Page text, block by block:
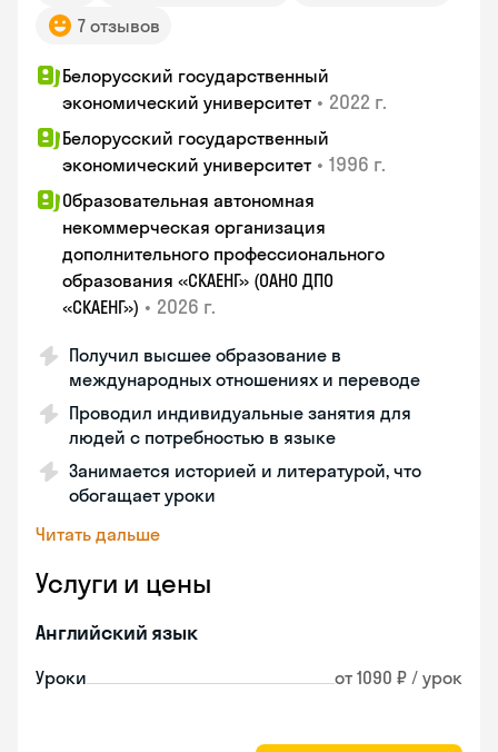
7 отзывов
Белорусский государственный
экономический университет • 2022 г.
Белорусский государственный
экономический университет • 1996 г.
Образовательная автономная
некоммерческая организация
дополнительного профессионального
образования «СКАЕНГ» (ОАНО ДПО
«СКАЕНГ») • 2026 г.
Получил высшее образование в
международных отношениях и переводе
Проводил индивидуальные занятия для
людей с потребностью в языке
Занимается историей и литературой, что
обогащает уроки
Читать дальше
Услуги и цены
Английский язык
Уроки от 1090 ₽ / урок